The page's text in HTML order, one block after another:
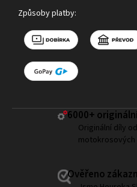
Způsoby platby:
6000+
Originální díly
motokrosových
Ověřeno